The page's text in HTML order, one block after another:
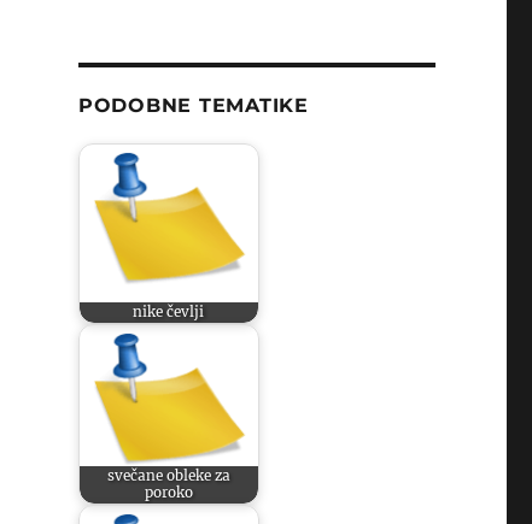
PODOBNE TEMATIKE
nike čevlji
svečane obleke za
poroko